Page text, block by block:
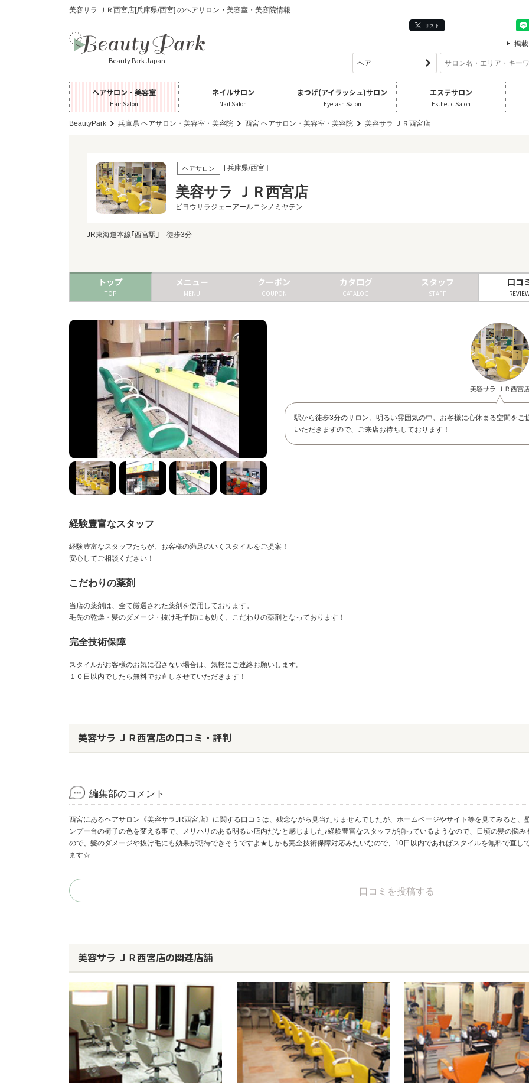
美容サラ ＪＲ西宮店[兵庫県/西宮] のヘアサロン・美容室・美容院情報
ポスト
Beauty Park Japan
掲
ヘアサロン・美容室
Hair Salon
ネイルサロン
Nail Salon
まつげ(アイラッシュ)サロン
Eyelash Salon
エステサロン
Esthetic Salon
BeautyPark 兵庫県 ヘアサロン・美容室・美容院 西宮 ヘアサロン・美容室・美容院 美容サラ ＪＲ西宮店
ヘアサロン [ 兵庫県/西宮 ]
美容サラ ＪＲ西宮店
ビヨウサラジェーアールニシノミヤテン
JR東海道本線｢西宮駅｣ 徒歩3分
トップ
TOP
メニュー
MENU
クーポン
COUPON
カタログ
CATALOG
スタッフ
STAFF
口コ
美容サラ ＪＲ西宮
駅から徒歩3分のサロン。明るい雰囲気の中、お客様に心休まる空間を
いただきますので、ご来店お待ちしております！
経験豊富なスタッフ
経験豊富なスタッフたちが、お客様の満足のいくスタイルをご提案！
安心してご相談ください！
こだわりの薬剤
当店の薬剤は、全て厳選された薬剤を使用しております。
毛先の乾燥・髪のダメージ・抜け毛予防にも効く、こだわりの薬剤となっております！
完全技術保障
スタイルがお客様のお気に召さない場合は、気軽にご連絡お願いします。
１０日以内でしたら無料でお直しさせていただきます！
美容サラ ＪＲ西宮店の口コミ・評判
編集部のコメント
西宮にあるヘアサロン《美容サラJR西宮店》に関する口コミは、残念ながら見当たりませんでしたが、ホームページやサイト等を見てみると
ンプー台の椅子の色を変える事で、メリハリのある明るい店内だなと感じました♪経験豊富なスタッフが揃っているようなので、日頃の髪の悩
ので、髪のダメージや抜け毛にも効果が期待できそうですよ★しかも完全技術保障対応みたいなので、10日以内であればスタイルを無料で直
ます☆
口コミを投稿する
美容サラ ＪＲ西宮店の関連店舗